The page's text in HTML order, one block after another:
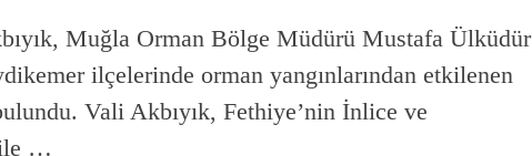
Muğla Orman Bölge Müdürü Mustafa Ülküdür
ilçelerinde orman yangınlarından etkilenen
Vali Akbıyık, Fethiye’nin İnlice ve
ile …